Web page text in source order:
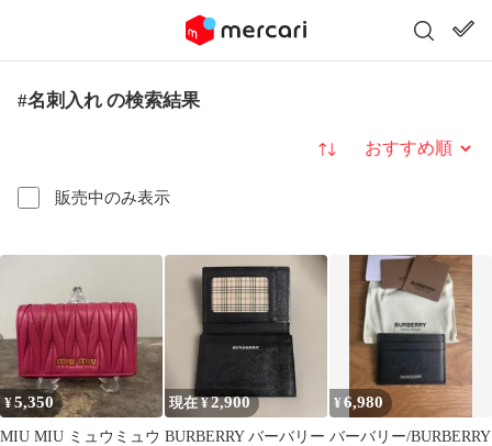
#名刺入れ の検索結果
販売中のみ表示
並び替え
¥5,350
MIU MIU ミュウミュウ
現在 ¥2,900
BURBERRY バーバリー
¥6,980
バーバリー/BURBERRY